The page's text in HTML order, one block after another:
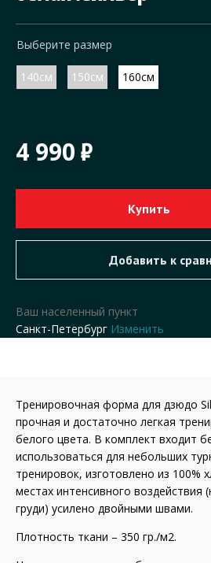
Выберите размер
140см 150см 160см
4 990
Ваш населенный пункт
Санкт-Петербург Изменить
Тренировочная форма для дзюдо
прочная и достаточно легкая
белого цвета. В комплект входит
использоваться для небольших
тренировок, изготовлено из 100%
местах интенсивного воздействия
груди) усилено двойными швами.
Плотность ткани – 350 гр./м2.